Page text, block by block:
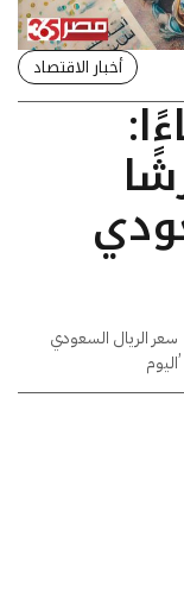
أخبار الاقتصاد
1 قرشًا
,سعر الريال السعودي
اليوم